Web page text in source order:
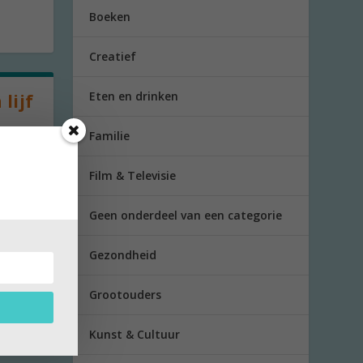
lijf
Boeken
Creatief
Eten en drinken
Familie
Film & Televisie
Geen onderdeel van een categorie
Gezondheid
Grootouders
Kunst & Cultuur